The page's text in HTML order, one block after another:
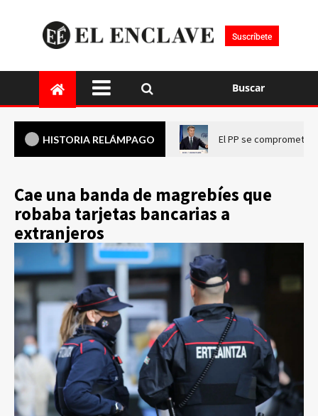
Suscríbete
Buscar
HISTORIA RELÁMPAGO El PP se compromete
Cae una banda de magrebíes que
robaba tarjetas bancarias a
extranjeros